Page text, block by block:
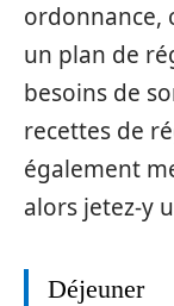
ordonnance,
un plan de
besoins de
recettes de
également
alors jetez-y
Déjeuner